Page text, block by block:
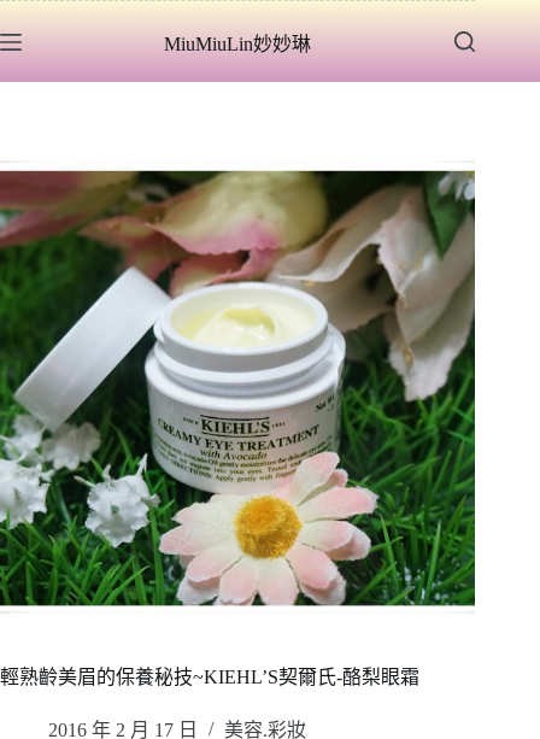
至
容
MiuMiuLin妙妙琳
輕熟齡美眉的保養秘技~KIEHL’S契爾氏-酪梨眼霜
2016 年 2 月 17 日 美容.彩妝